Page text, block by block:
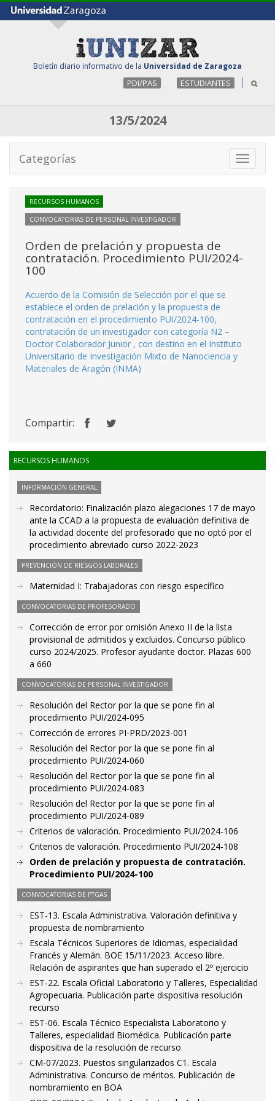
Boletín diario informativo de la Universidad de Zaragoza
PDI/PAS ESTUDIANTES
13/5/2024
Toggle
Categorías
RECURSOS HUMANOS
CONVOCATORIAS DE PERSONAL INVESTIGADOR
Orden de prelación y propuesta de
contratación. Procedimiento PUI/2024-
100
Acuerdo de la Comisión de Selección por el que se
establece el orden de prelación y la propuesta de
contratación en el procedimiento PUI/2024-100,
contratación de un investigador con categoría N2 –
Doctor Colaborador Junior , con destino en el Instituto
Universitario de Investigación Mixto de Nanociencia y
Materiales de Aragón (INMA)
Compartir:
RECURSOS HUMANOS
INFORMACIÓN GENERAL
Recordatorio: Finalización plazo alegaciones 17 de mayo
ante la CCAD a la propuesta de evaluación definitiva de
la actividad docente del profesorado que no optó por el
procedimiento abreviado curso 2022-2023
PREVENCIÓN DE RIESGOS LABORALES
Maternidad I: Trabajadoras con riesgo específico
CONVOCATORIAS DE PROFESORADO
Corrección de error por omisión Anexo II de la lista
provisional de admitidos y excluidos. Concurso público
curso 2024/2025. Profesor ayudante doctor. Plazas 600
a 660
CONVOCATORIAS DE PERSONAL INVESTIGADOR
Resolución del Rector por la que se pone fin al
procedimiento PUI/2024-095
Corrección de errores PI-PRD/2023-001
Resolución del Rector por la que se pone fin al
procedimiento PUI/2024-060
Resolución del Rector por la que se pone fin al
procedimiento PUI/2024-083
Resolución del Rector por la que se pone fin al
procedimiento PUI/2024-089
Criterios de valoración. Procedimiento PUI/2024-106
Criterios de valoración. Procedimiento PUI/2024-108
Orden de prelación y propuesta de contratación.
Procedimiento PUI/2024-100
CONVOCATORIAS DE PTGAS
EST-13. Escala Administrativa. Valoración definitiva y
propuesta de nombramiento
Escala Técnicos Superiores de Idiomas, especialidad
Francés y Alemán. BOE 15/11/2023. Acceso libre.
Relación de aspirantes que han superado el 2º ejercicio
EST-22. Escala Oficial Laboratorio y Talleres, Especialidad
Agropecuaria. Publicación parte dispositiva resolución
recurso
EST-06. Escala Técnico Especialista Laboratorio y
Talleres, especialidad Biomédica. Publicación parte
dispositiva de la resolución de recurso
CM-07/2023. Puestos singularizados C1. Escala
Administrativa. Concurso de méritos. Publicación de
nombramiento en BOA